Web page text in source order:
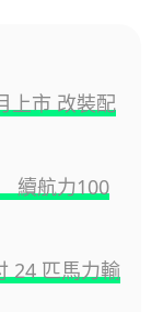
上市 改裝配
續航力100
24 匹馬力輸